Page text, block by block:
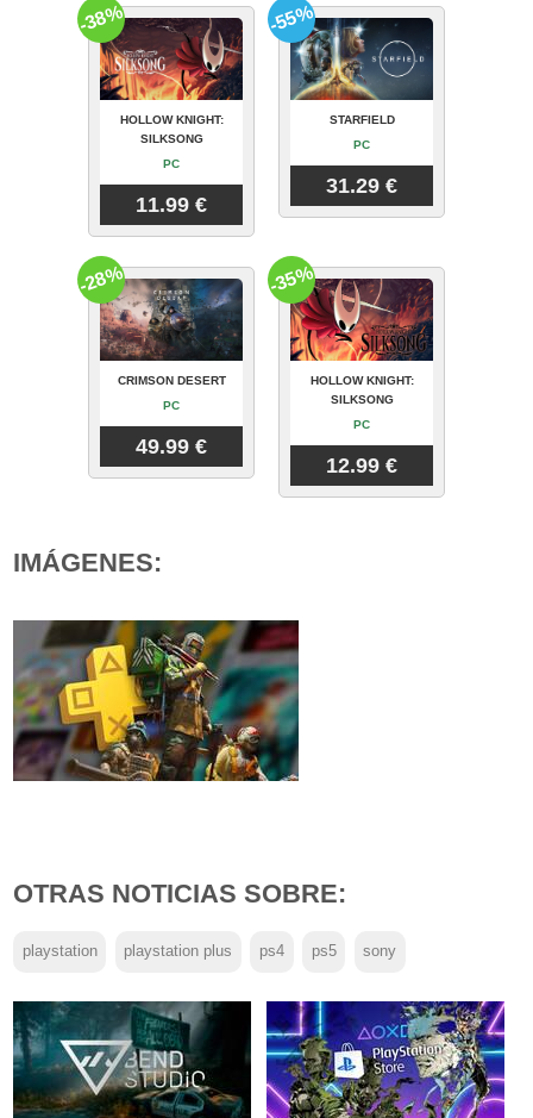
HOLLOW KNIGHT:
SILKSONG
PC
11.99 €
-38%
STARFIELD
PC
31.29 €
-55%
CRIMSON DESERT
PC
49.99 €
-28%
HOLLOW KNIGHT:
SILKSONG
PC
12.99 €
-35%
IMÁGENES:
OTRAS NOTICIAS SOBRE:
playstation playstation plus ps4 ps5 sony